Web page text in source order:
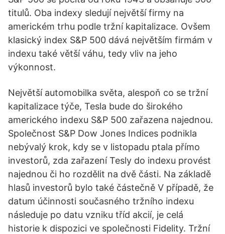
titulů. Oba indexy sledují největší firmy na
americkém trhu podle tržní kapitalizace. Ovšem
klasický index S&P 500 dává největším firmám v
indexu také větší váhu, tedy vliv na jeho
výkonnost.
Největší automobilka světa, alespoň co se tržní
kapitalizace týče, Tesla bude do širokého
amerického indexu S&P 500 zařazena najednou.
Společnost S&P Dow Jones Indices podnikla
nebývalý krok, kdy se v listopadu ptala přímo
investorů, zda zařazení Tesly do indexu provést
najednou či ho rozdělit na dvě části. Na základě
hlasů investorů bylo také částečně V případě, že
datum účinnosti současného tržního indexu
následuje po datu vzniku tříd akcií, je celá
historie k dispozici ve společnosti Fidelity. Tržní